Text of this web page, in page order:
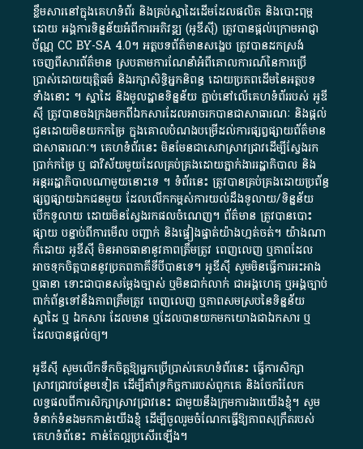
ខ្លឹមសារ​នៅ​ក្នុង​គេហទំព័រ និង​គ្រប់​ស្នា​ដៃ​ដើម​ដែល​ផលិត​ និង​បោះពុម្ព​
ដោយ​ អង្គការ​ទិន្នន័យ​អំពី​ការអភិវឌ្ឍ​​ (អូ​ឌី​ស៊ី)​ ត្រូវ​បាន​ផ្តល់​ក្រោម​អាជ្ញា
ប័ណ្ណ​CC BY-SA 4.0។​ អត្ថបទ​ព័ត៌មាន​សង្ខេប​ ត្រូវ​បាន​ដកស្រង់​
ចេញពី​សារព័ត៌មាន ស្របតាមការ​ណែនាំ​អំពី​គោលការណ៍​នៃ​ការ​ប្រើ
ប្រាស់​ដោយ​យុត្តិធម៌​ និង​រក្សាសិទ្ធិអ្នកនិពន្ធ ដោយ​ប្រភពដើម​នៃ​​អត្ថបទ
ទាំង​នោះ​ ។​ ស្នាដៃ​ និង​មូលដ្ឋាន​ទិន្នន័យ ​ភ្ជាប់​នៅ​លើ​គេហទំព័រ​របស់​ អូ​ឌី​
ស៊ី​ ត្រូវ​បាន​ចងក្រង​មក​ពី​ឯកសារ​ដែល​អាច​រក​បានជា​សាធារណៈ​ និង​ផ្តល់​
ជូន​ដោយ​មិន​យក​កម្រៃ​ ក្នុង​គោលបំណង​បម្រើ​ដល់ការ​ផ្សព្វផ្សាយ​ព័ត៌មាន​
ជា​សាធារណៈ​។​ គេហទំព័រ​នេះ​ មិនមែន​ជា​សេវា​ស្រាវជ្រាវ​ដើម្បី​ស្វែងរក
ប្រាក់​កម្រៃ​ ឬ​ ជា​វិស័យ​មួយ​ដែល​គ្រប់គ្រង​ដោយ​ភ្នាក់ងារ​រដ្ឋាភិបាល​ និង ​
អន្តររដ្ឋាភិបាល​ណាមួយ​នោះ​ទេ ​។​ ទំព័រ​នេះ​ ត្រូវ​បាន​គ្រប់គ្រង​ដោយ​ប្រព័ន្ធ​
ផ្សព្វផ្សាយ​ឯកជន​មួយ​ ដែល​លើកកម្ពស់​ការ​យល់​ដឹង​ទូលាយ​/​ទិន្នន័យ​
បើក​ទូលាយ​ ដោយ​មិនស្វែង​រក​ផល​ចំណេញ​។​ ព័ត៌មាន​ ត្រូវ​បាន​បោះ
ផ្សាយ​ បន្ទាប់​ពី​ការ​មើល​ បញ្ជាក់​ និង​ផ្ទៀងផ្ទាត់​យ៉ាង​ហ្មត់ចត់​។​ យ៉ាងណា​
ក៏​ដោយ​ អូ​ឌី​ស៊ី​ មិន​អាច​ធានា​នូវ​ភាព​ត្រឹមត្រូវ​ ពេញលេញ​ ឬ​ភាព​ដែល​
អាច​ទុកចិត្ត​បាននូវ​ប្រភព​ភាគី​ទី​បី​បាន​ទេ​។​ អូ​ឌី​ស៊ី​ សូម​មិន​ធ្វើការ​អះអាង​
ឬ​ធានា​ ទោះជា​បាន​សម្តែង​ច្បាស់​ ឬ​មិន​ជាក់លាក់​ ជា​អង្គហេតុ​ ឬ​អង្គច្បាប់​
ពាក់ព័ន្ធ​ទៅ​នឹង​ភាព​ត្រឹមត្រូវ​ ពេញលេញ​ ឬ​ភាព​សម​ស្រប​នៃ​ទិន្នន័យ​
ស្នាដៃ​ ឬ​ ឯកសារ​ ដែល​មាន​ ឬ​ដែល​បាន​យក​មក​យោង​ជា​ឯកសារ​ ឬ​
ដែល​បាន​ផ្តល់​ឲ្យ​។
អូឌីស៊ី សូមលើកទឹកចិត្តឱ្យអ្នកប្រើប្រាស់គេហទំព័រនេះ ធ្វើការសិក្សា
ស្រាវជ្រាវបន្ថែមទៀត ដើម្បីគាំទ្រកិច្ចការ​របស់ពួកគេ និងចែករំលែក
លទ្ធផលពីការសិក្សាស្រាវជ្រាវនេះ ជាមួយនឹងក្រុមការងារយើងខ្ញុំ។ សូម
ទំនាក់ទំនងមកកាន់យើងខ្ញុំ ដើម្បីចូលរួមចំណែកធ្វើឱ្យភាពសុក្រឹតរបស់
គេហទំព័នេះ កាន់តែល្អប្រសើរឡើង។